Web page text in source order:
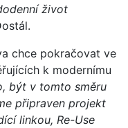
život
chce pokračovat ve
k modernímu
být v tomto směru
připraven projekt
linkou, Re-Use